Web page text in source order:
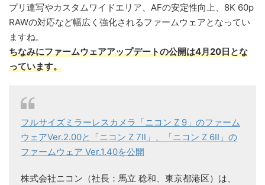
プリ連写やカスタムワイドエリア、AFの安定性向上、8K 60p
RAWの対応など幅広く強化されるファームウェアとなってい
ますね。
ちなみにファームウェアアップデートの公開は4月20日とな
っています。
フルサイズミラーレスカメラ「ニコン Z 9」のファーム
ウェアVer.2.00と「ニコン Z 7II」、「ニコン Z 6II」の
ファームウェア Ver.1.40を公開
株式会社ニコン（社長：馬立 稔和、東京都港区）は、